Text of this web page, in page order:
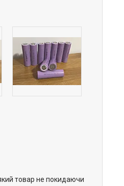
товар не покидаючи